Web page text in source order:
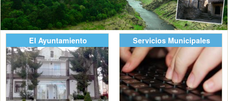
El Ayuntamiento Servicios Municipales